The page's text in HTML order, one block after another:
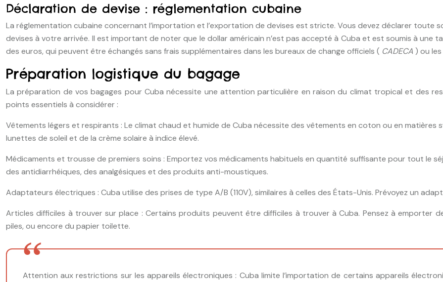
Déclaration de devise : réglementation cubaine
La réglementation cubaine concernant l’importation et l’exportation de devises est stricte. Vous devez déclarer toute
devises à votre arrivée. Il est important de noter que le dollar américain n’est pas accepté à Cuba et est soumis à une
des euros, qui peuvent être échangés sans frais supplémentaires dans les bureaux de change officiels ( CADECA ) ou
Préparation logistique du bagage
La préparation de vos bagages pour Cuba nécessite une attention particulière en raison du climat tropical et des
points essentiels à considérer :
Vêtements légers et respirants : Le climat chaud et humide de Cuba nécessite des vêtements en coton ou en matières
lunettes de soleil et de la crème solaire à indice élevé.
Médicaments et trousse de premiers soins : Emportez vos médicaments habituels en quantité suffisante pour tout le
des antidiarrhéiques, des analgésiques et des produits anti-moustiques.
Adaptateurs électriques : Cuba utilise des prises de type A/B (110V), similaires à celles des États-Unis. Prévoyez un
Articles difficiles à trouver sur place : Certains produits peuvent être difficiles à trouver à Cuba. Pensez à emporter
piles, ou encore du papier toilette.
Attention aux restrictions sur les appareils électroniques : Cuba limite l’importation de certains appareils